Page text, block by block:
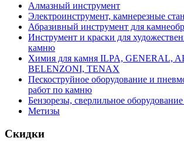
Алмазный инструмент
Электроинструмент, камнерезные
Абразивный инструмент для
Инструмент и краски для
камню
Химия для камня ILPA, GENERAL,
BELENZONI, TENAX
Пескоструйное оборудование и
работ по камню
Бензорезы, сверлильное
Метизы
Скидки